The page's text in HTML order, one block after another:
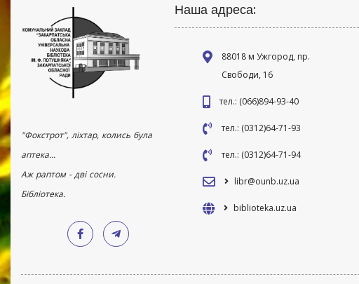
"Фокстрот", ліхтар, колись була
аптека...
Аж раптом - дві сосни.
Бібліотека.
Наша адреса:
88018 м Ужгород, пр.
Свободи, 16
тел.: (066)894-93-40
тел.: (0312)64-71-93
тел.: (0312)64-71-94
libr@ounb.uz.ua
biblioteka.uz.ua